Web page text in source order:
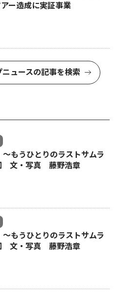
造成に実証事業
ュースの記事を検索
〜もうひとりのラストサムラ
文・写真 藤野浩章
〜もうひとりのラストサムラ
文・写真 藤野浩章